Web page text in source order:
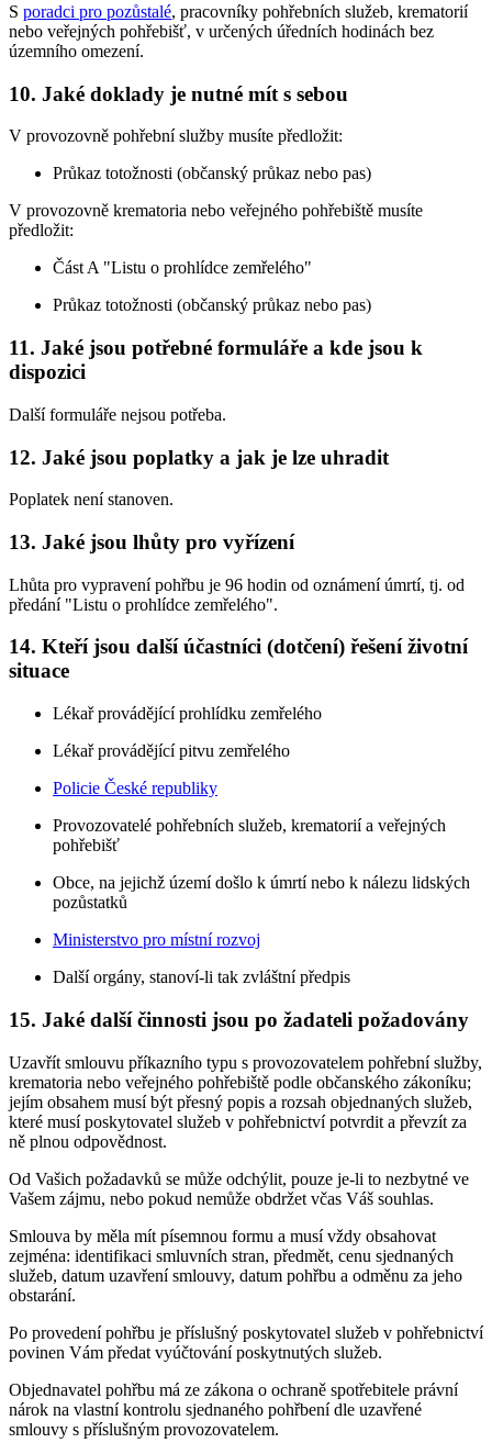
S poradci pro pozůstalé, pracovníky pohřebních služeb, krematorií
nebo veřejných pohřebišť, v určených úředních hodinách bez
územního omezení.
10. Jaké doklady je nutné mít s sebou
V provozovně pohřební služby musíte předložit:
Průkaz totožnosti (občanský průkaz nebo pas)
V provozovně krematoria nebo veřejného pohřebiště musíte
předložit:
Část A "Listu o prohlídce zemřelého"
Průkaz totožnosti (občanský průkaz nebo pas)
11. Jaké jsou potřebné formuláře a kde jsou k
dispozici
Další formuláře nejsou potřeba.
12. Jaké jsou poplatky a jak je lze uhradit
Poplatek není stanoven.
13. Jaké jsou lhůty pro vyřízení
Lhůta pro vypravení pohřbu je 96 hodin od oznámení úmrtí, tj. od
předání "Listu o prohlídce zemřelého".
14. Kteří jsou další účastníci (dotčení) řešení životní
situace
Lékař provádějící prohlídku zemřelého
Lékař provádějící pitvu zemřelého
Policie České republiky
Provozovatelé pohřebních služeb, krematorií a veřejných
pohřebišť
Obce, na jejichž území došlo k úmrtí nebo k nálezu lidských
pozůstatků
Ministerstvo pro místní rozvoj
Další orgány, stanoví-li tak zvláštní předpis
15. Jaké další činnosti jsou po žadateli požadovány
Uzavřít smlouvu příkazního typu s provozovatelem pohřební služby,
krematoria nebo veřejného pohřebiště podle občanského zákoníku;
jejím obsahem musí být přesný popis a rozsah objednaných služeb,
které musí poskytovatel služeb v pohřebnictví potvrdit a převzít za
ně plnou odpovědnost.
Od Vašich požadavků se může odchýlit, pouze je-li to nezbytné ve
Vašem zájmu, nebo pokud nemůže obdržet včas Váš souhlas.
Smlouva by měla mít písemnou formu a musí vždy obsahovat
zejména: identifikaci smluvních stran, předmět, cenu sjednaných
služeb, datum uzavření smlouvy, datum pohřbu a odměnu za jeho
obstarání.
Po provedení pohřbu je příslušný poskytovatel služeb v pohřebnictví
povinen Vám předat vyúčtování poskytnutých služeb.
Objednavatel pohřbu má ze zákona o ochraně spotřebitele právní
nárok na vlastní kontrolu sjednaného pohřbení dle uzavřené
smlouvy s příslušným provozovatelem.